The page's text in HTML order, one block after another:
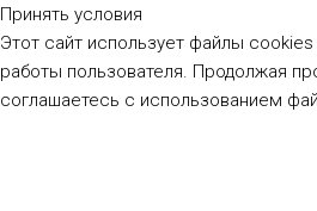
Принять условия
Этот сайт использует файлы
работы пользователя. Продолжая
соглашаетесь с использованием